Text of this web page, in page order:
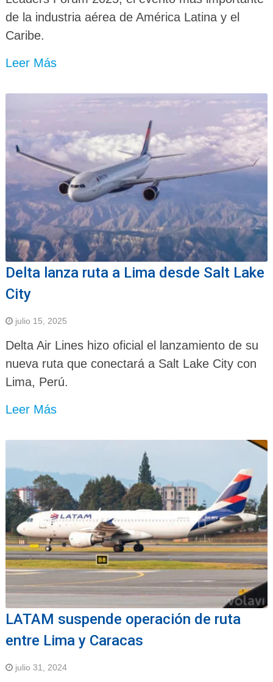
de la industria aérea de América Latina y el
Caribe.
Leer Más
Delta lanza ruta a Lima desde Salt Lake
City
julio 15, 2025
Delta Air Lines hizo oficial el lanzamiento de su
nueva ruta que conectará a Salt Lake City con
Lima, Perú.
Leer Más
LATAM suspende operación de ruta
entre Lima y Caracas
julio 31, 2024